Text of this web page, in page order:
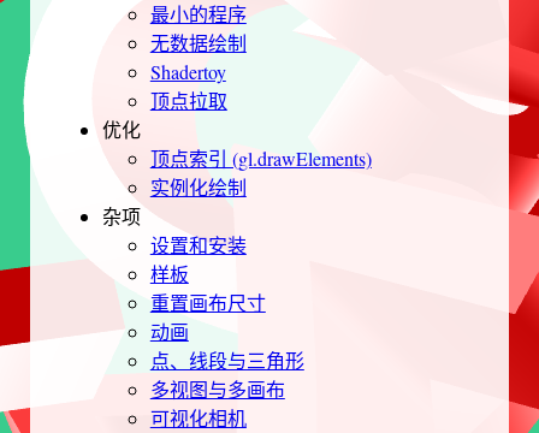
最小的程序
无数据绘制
Shadertoy
顶点拉取
优化
顶点索引 (gl.drawElements)
实例化绘制
杂项
设置和安装
样板
重置画布尺寸
动画
点、线段与三角形
多视图与多画布
可视化相机